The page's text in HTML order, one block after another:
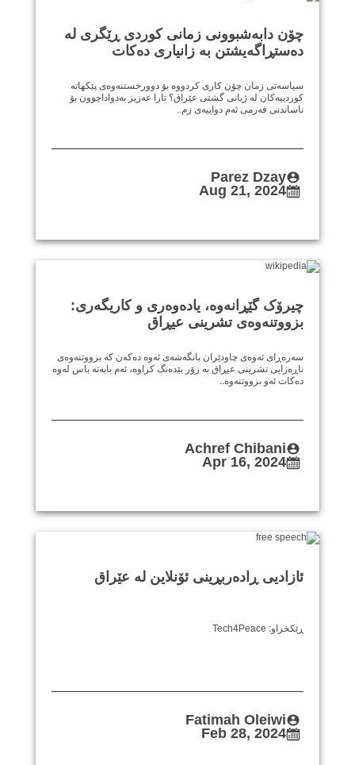
چۆن دابەشبوونی زمانی کوردی ڕێگری لە
دەستڕاگەیشتن بە زانیاری دەکات
سیاسەتی زمان چۆن کاری کردووە بۆ دوورخستنەوەی پێکهاتە
کوردییەکان لە ژیانی گشتی عێراق؟ تارا عەزیز بەدواداچوون بۆ
ناساندنی فەرمی ئەم دواییەی زم..
Parez Dzay
Aug 21, 2024
چیرۆک گێڕانەوە، یادەوەری و کاریگەری:
بزووتنەوەی تشرینی عیڕاق
‎سەرەڕای ئەوەی چاودێران بانگەشەی ئەوە دەکەن کە بزووتنەوەی
ناڕەزایی تشرینی عیڕاق بە زۆر بێدەنگ کراوە، ئەم بابەتە باس لەوە
دەکات ئەو بزووتنەوە..
Achref Chibani
Apr 16, 2024
ئازادیی ڕادەربڕینی ئۆنلاین لە عێراق
ڕێکخراو: Tech4Peace
Fatimah Oleiwi
Feb 28, 2024